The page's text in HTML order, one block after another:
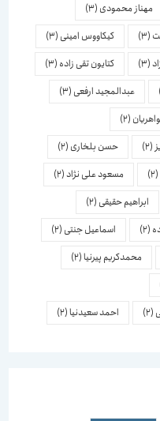
مهناز محمودی(3)
کیکاووس امینی(3)
کتایون تقی زاده(3)
عبدالمجید ارفعی(3)
(2)
حسن بلخاری(2)
مسعود علی نژاد (2)
ابراهیم حقیقی(2)
اسماعیل جنتی(2)
محمدکریم پیرنیا(2)
احمد سعیدنیا(2)